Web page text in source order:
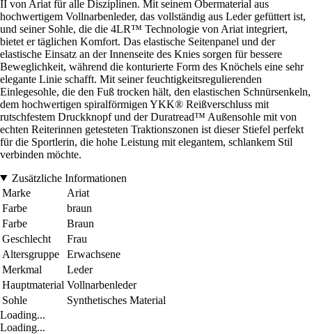
II von Ariat für alle Disziplinen. Mit seinem Obermaterial aus
hochwertigem Vollnarbenleder, das vollständig aus Leder gefüttert ist,
und seiner Sohle, die die 4LR™ Technologie von Ariat integriert,
bietet er täglichen Komfort. Das elastische Seitenpanel und der
elastische Einsatz an der Innenseite des Knies sorgen für bessere
Beweglichkeit, während die konturierte Form des Knöchels eine sehr
elegante Linie schafft. Mit seiner feuchtigkeitsregulierenden
Einlegesohle, die den Fuß trocken hält, den elastischen Schnürsenkeln,
dem hochwertigen spiralförmigen YKK® Reißverschluss mit
rutschfestem Druckknopf und der Duratread™ Außensohle mit von
echten Reiterinnen getesteten Traktionszonen ist dieser Stiefel perfekt
für die Sportlerin, die hohe Leistung mit elegantem, schlankem Stil
verbinden möchte.
Zusätzliche Informationen
Marke
Ariat
Farbe
braun
Farbe
Braun
Geschlecht
Frau
Altersgruppe
Erwachsene
Merkmal
Leder
Hauptmaterial Vollnarbenleder
Sohle
Synthetisches Material
Loading...
Loading...